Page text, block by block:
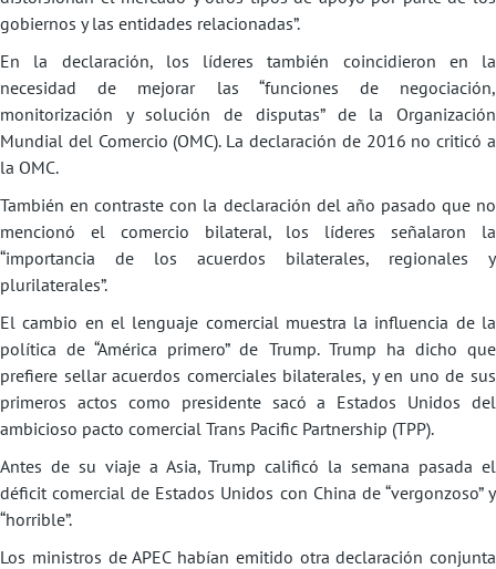
gobiernos y las entidades relacionadas”.
En la declaración, los líderes también coincidieron en la
necesidad de mejorar las “funciones de negociación,
monitorización y solución de disputas” de la Organización
Mundial del Comercio (OMC). La declaración de 2016 no criticó a
la OMC.
También en contraste con la declaración del año pasado que no
mencionó el comercio bilateral, los líderes señalaron la
“importancia de los acuerdos bilaterales, regionales y
plurilaterales”.
El cambio en el lenguaje comercial muestra la influencia de la
política de “América primero” de Trump. Trump ha dicho que
prefiere sellar acuerdos comerciales bilaterales, y en uno de sus
primeros actos como presidente sacó a Estados Unidos del
ambicioso pacto comercial Trans Pacific Partnership (TPP).
Antes de su viaje a Asia, Trump calificó la semana pasada el
déficit comercial de Estados Unidos con China de “vergonzoso” y
“horrible”.
Los ministros de APEC habían emitido otra declaración conjunta